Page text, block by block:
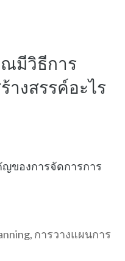
มีวิธีการ
างสรรค์อะไร
ของการจัดการการ
, การวางแผนการ